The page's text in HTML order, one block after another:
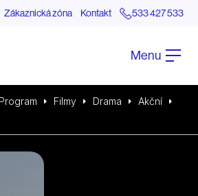
Zákaznická zóna Kontakt 533 427 533
Menu
Program Filmy Drama
Akční